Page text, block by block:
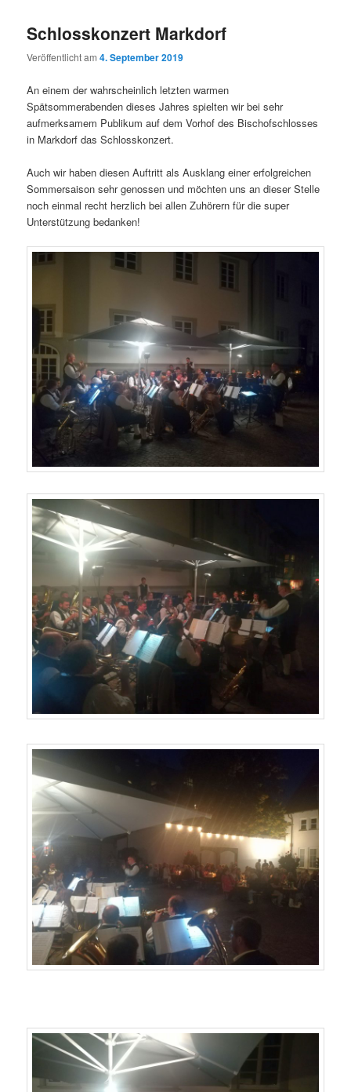
Schlosskonzert Markdorf
Veröffentlicht am4. September 2019
An einem der wahrscheinlich letzten warmen
Spätsommerabenden dieses Jahres spielten wir bei sehr
aufmerksamem Publikum auf dem Vorhof des Bischofschlosses
in Markdorf das Schlosskonzert.
Auch wir haben diesen Auftritt als Ausklang einer erfolgreichen
Sommersaison sehr genossen und möchten uns an dieser Stelle
noch einmal recht herzlich bei allen Zuhörern für die super
Unterstützung bedanken!